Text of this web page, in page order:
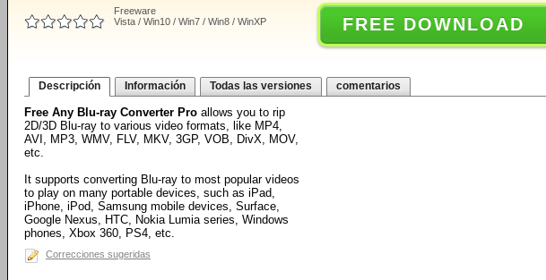
Freeware
Vista / Win10 / Win7 / Win8 / WinXP
FREE DOWNLOAD
Descripción Información Todas las versiones comentarios
Free Any Blu-ray Converter Pro allows you to rip
2D/3D Blu-ray to various video formats, like MP4,
AVI, MP3, WMV, FLV, MKV, 3GP, VOB, DivX, MOV,
etc.
It supports converting Blu-ray to most popular videos
to play on many portable devices, such as iPad,
iPhone, iPod, Samsung mobile devices, Surface,
Google Nexus, HTC, Nokia Lumia series, Windows
phones, Xbox 360, PS4, etc.
Correcciones sugeridas